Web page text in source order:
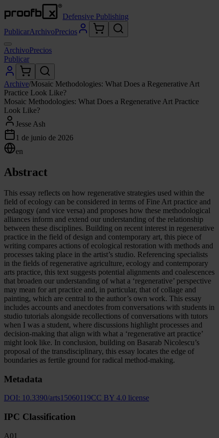
Defensive Publishing
PublicarArchivoPrecios
ArchivoPrecios
Publicar
Archive/Mosaic Methodologies: What Does a Regenerative Art
Practice Look Like?
Mosaic Methodologies: What Does a Regenerative Art Practice
Look Like?
Jesse Ash
1 de junio de 2026
en
Abstract
This essay reflects on how regenerative strategies used within the
field of ecology can be considered in terms of Fine Art practice and
pedagogy (and vice versa) and proposes how these methodological
alliances inform and extend our understanding of the relationship
between these disciplines. Building on recent interest in regenerative
practice in the field of design and contemporary art, this piece of
writing compares actions of ecological restoration with methods and
processes taking place in the artist’s studio. Referencing specialists
in the fields of regenerative agriculture, ecology and contemporary
arts practice, this text suggests potential alignments and coalescences
that broaden our understanding of what a ‘regenerative’ perspective
may mean for art practice and, in particular, that of collage and
painting, which are central to the author’s own work. This essay
includes accounts and anecdotes from conversations with students in
studio tutorials alongside recollections of conversations with tutors
when I was a student, where discussions highlight processes and
decision-making that align with what a ‘regenerative art practice’
might look like. In conclusion, building on Basarab Nicolescu’s
proposal of the transdisciplinary, this essay locates the edge of
boundaries as fertile ground for radical method-making.
Metadata
DOI: 10.3390/arts15060119CC BY 4.0 license
IPC Classification
A01